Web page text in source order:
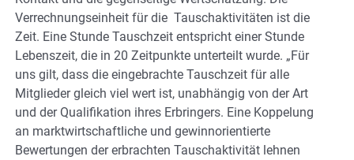
Verrechnungseinheit für die Tauschaktivitäten ist die
Zeit. Eine Stunde Tauschzeit entspricht einer Stunde
Lebenszeit, die in 20 Zeitpunkte unterteilt wurde. „Für
uns gilt, dass die eingebrachte Tauschzeit für alle
Mitglieder gleich viel wert ist, unabhängig von der Art
und der Qualifikation ihres Erbringers. Eine Koppelung
an marktwirtschaftliche und gewinnorientierte
Bewertungen der erbrachten Tauschaktivität lehnen